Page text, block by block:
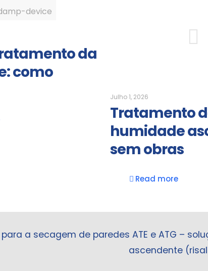
device
da
como
Julho 1, 2026
Tratamento
humidade
sem obras
Read more
a secagem de paredes ATE e ATG –
ascendente